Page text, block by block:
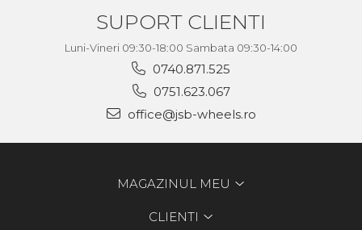
SUPORT CLIENTI
Luni-Vineri 09:30-18:00 Sambata 09:30-14:00
0740.871.525
0751.623.067
office@jsb-wheels.ro
MAGAZINUL MEU
CLIENTI